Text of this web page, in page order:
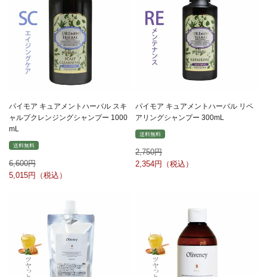
パイモア キュアメントハーバル スキ
ャルプクレンジングシャンプー 1000
mL
送料無料
6,600
5,015
パイモア キュアメントハーバル リペ
アリングシャンプー 300mL
送料無料
2,750
2,354